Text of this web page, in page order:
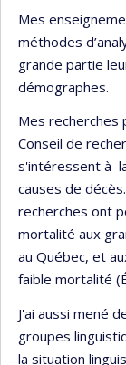
Mes
méthodes
grande partie
démographes.
Mes recherches
Conseil de
s'intéressent à
causes de
recherches ont
mortalité aux
au Québec, et
faible mortalité
J'ai aussi mené
groupes
la situation